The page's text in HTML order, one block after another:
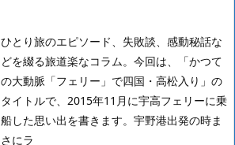
ひとり旅のエピソード、失敗談、感動秘話な
どを綴る旅道楽なコラム。今回は、「かつて
の大動脈「フェリー」で四国・高松入り」の
タイトルで、2015年11月に宇高フェリーに乗
船した思い出を書きます。 宇野港出発の時ま
さにラ